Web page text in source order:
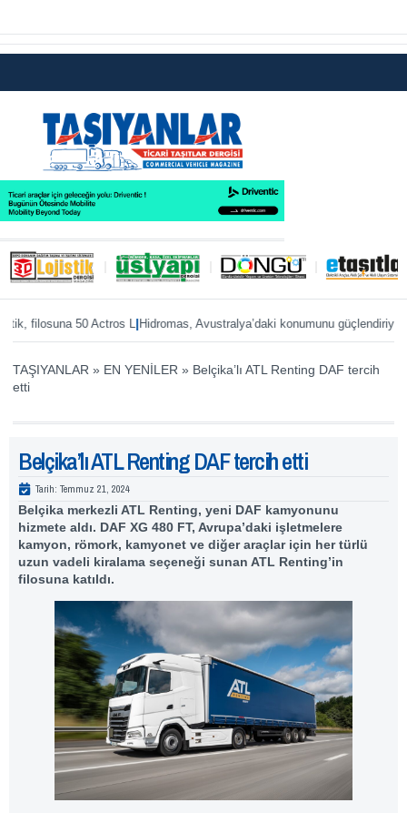
filosuna 50 Actros L|Hidromas, Avustralya’daki konumunu güçlendiriyor|
TAŞIYANLAR » EN YENİLER » Belçika’lı ATL Renting DAF tercih
etti
Belçika’lı ATL Renting DAF tercih etti
Tarih: Temmuz 21, 2024
Belçika merkezli ATL Renting, yeni DAF kamyonunu
hizmete aldı. DAF XG 480 FT, Avrupa’daki işletmelere
kamyon, römork, kamyonet ve diğer araçlar için her türlü
uzun vadeli kiralama seçeneği sunan ATL Renting’in
filosuna katıldı.